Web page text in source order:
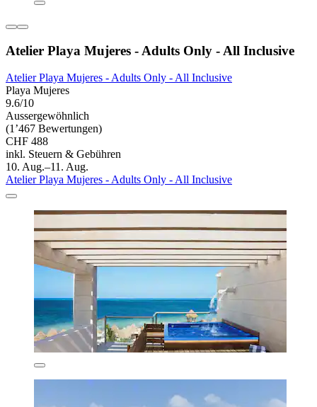
Atelier Playa Mujeres - Adults Only - All Inclusive
Atelier Playa Mujeres - Adults Only - All Inclusive
Playa Mujeres
9.6/10
Aussergewöhnlich
(1’467 Bewertungen)
CHF 488
inkl. Steuern & Gebühren
10. Aug.–11. Aug.
Atelier Playa Mujeres - Adults Only - All Inclusive